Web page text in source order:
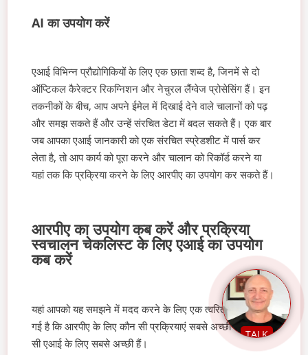
AI का उपयोग करें
एआई विभिन्न प्रौद्योगिकियों के लिए एक छाता शब्द है, जिनमें से दो
ऑप्टिकल कैरेक्टर रिकग्निशन और नेचुरल लैंग्वेज प्रोसेसिंग हैं। इन
तकनीकों के बीच, आप अपने ईमेल में दिखाई देने वाले चालानों को पढ़
और समझ सकते हैं और उन्हें संरचित डेटा में बदल सकते हैं। एक बार
जब आपका एआई जानकारी को एक संरचित स्प्रेडशीट में पार्स कर
लेता है, तो आप कार्य को पूरा करने और चालान को रिकॉर्ड करने या
यहां तक कि प्रक्रिया करने के लिए आरपीए का उपयोग कर सकते हैं।
आरपीए का उपयोग कब करें और प्रक्रिया
स्वचालन चेकलिस्ट के लिए एआई का उपयोग
कब करें
यहां आपको यह समझने में मदद करने के लिए एक त्वरित चेकलिस्ट दी
गई है कि आरपीए के लिए कौन सी प्रक्रियाएं सबसे अच्छी हैं और कौन
सी एआई के लिए सबसे अच्छी हैं।
TALK